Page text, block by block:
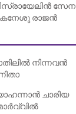
സേന
രാജൻ
നിന്നവൻ
ചാരിയ